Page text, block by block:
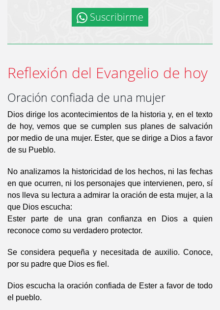
Suscribirme
Reflexión del Evangelio de hoy
Oración confiada de una mujer
Dios dirige los acontecimientos de la historia y, en el texto
de hoy, vemos que se cumplen sus planes de salvación
por medio de una mujer. Ester, que se dirige a Dios a favor
de su Pueblo.
No analizamos la historicidad de los hechos, ni las fechas
en que ocurren, ni los personajes que intervienen, pero, sí
nos lleva su lectura a admirar la oración de esta mujer, a la
que Dios escucha:
Ester parte de una gran confianza en Dios a quien
reconoce como su verdadero protector.
Se considera pequeña y necesitada de auxilio. Conoce,
por su padre que Dios es fiel.
Dios escucha la oración confiada de Ester a favor de todo
el pueblo.